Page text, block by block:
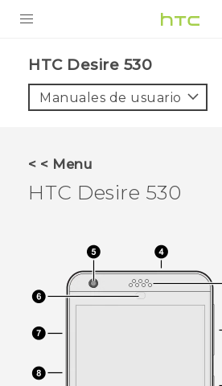
VIVE
HTC Devices & Accessories
HTC Desire 530‎
Manuales de usuario
< < Menu
HTC Desire 530